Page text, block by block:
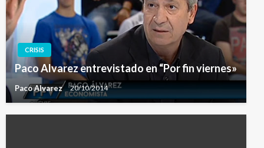
CRISIS
Paco Alvarez entrevistado en “Por fin viernes»
Paco Alvarez 20/10/2014